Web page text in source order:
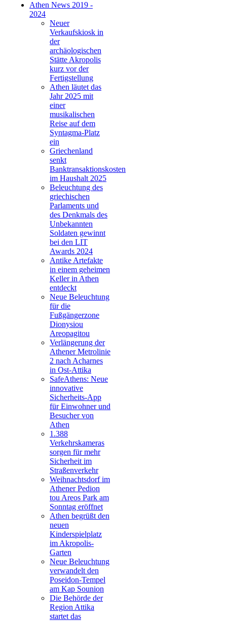
Athen News 2019 -
2024
Neuer
Verkaufskiosk in
der
archäologischen
Stätte Akropolis
kurz vor der
Fertigstellung
Athen läutet das
Jahr 2025 mit
einer
musikalischen
Reise auf dem
Syntagma-Platz
ein
Griechenland
senkt
Banktransaktionskosten
im Haushalt 2025
Beleuchtung des
griechischen
Parlaments und
des Denkmals des
Unbekannten
Soldaten gewinnt
bei den LIT
Awards 2024
Antike Artefakte
in einem geheimen
Keller in Athen
entdeckt
Neue Beleuchtung
für die
Fußgängerzone
Dionysiou
Areopagitou
Verlängerung der
Athener Metrolinie
2 nach Acharnes
in Ost-Attika
SafeAthens: Neue
innovative
Sicherheits-App
für Einwohner und
Besucher von
Athen
1.388
Verkehrskameras
sorgen für mehr
Sicherheit im
Straßenverkehr
Weihnachtsdorf im
Athener Pedion
tou Areos Park am
Sonntag eröffnet
Athen begrüßt den
neuen
Kinderspielplatz
im Akropolis-
Garten
Neue Beleuchtung
verwandelt den
Poseidon-Tempel
am Kap Sounion
Die Behörde der
Region Attika
startet das